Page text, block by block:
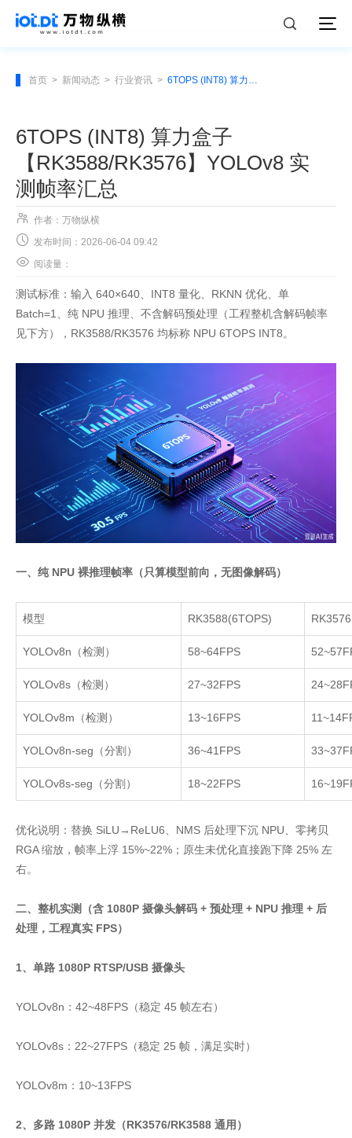
首页 > 新闻动态 > 行业资讯 > 6TOPS (INT8) 算力盒子【RK3588/RK3576】YOLOv8 实测帧率汇总
6TOPS (INT8) 算力盒子
【RK3588/RK3576】YOLOv8 实
测帧率汇总
 作者：万物纵横
 发布时间：2026-06-04 09:42
 阅读量：
测试标准：输入 640×640、INT8 量化、RKNN 优化、单
Batch=1、纯 NPU 推理、不含解码预处理（工程整机含解码帧率
见下方），RK3588/RK3576 均标称 NPU 6TOPS INT8。
一、纯 NPU 裸推理帧率（只算模型前向，无图像解码）
模型 RK3588(6TOPS)
YOLOv8n （检测） 58~64FPS
YOLOv8s （检测） 27~32FPS
YOLOv8m （检测） 13~16FPS
YOLOv8n-seg （分割） 36~41FPS
YOLOv8s-seg （分割） 18~22FPS
优化说明：替换 SiLU→ReLU6、NMS 后处理下沉 NPU、零拷贝
RGA 缩放，帧率上浮 15%~22%；原生未优化直接跑下降 25% 左
右。
二、整机实测（含 1080P 摄像头解码 + 预处理 + NPU 推理 + 后
处理，工程真实 FPS）
1、单路 1080P RTSP/USB 摄像头
YOLOv8n：42~48FPS（稳定 45 帧左右）
YOLOv8s：22~27FPS（稳定 25 帧，满足实时）
YOLOv8m：10~13FPS
2、多路 1080P 并发（RK3576/RK3588 通用）